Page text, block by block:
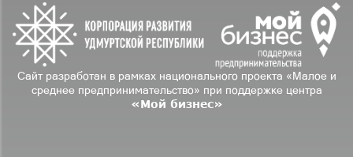
Сайт разработан в рамках национального проекта «Малое и
среднее предпринимательство» при поддержке центра
«Мой бизнес»